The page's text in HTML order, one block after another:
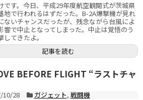
です。今日、平成29年度航空観閲式が茨城県
地で行われるはずだった。B-2A爆撃機が見れ
ないチャンスだったが、残念ながら台風によ
響で中止となってしまった。中止は覚悟のう
してきたよ。
記事を読む
BEFORE FLIGHT “ラストチャ
10/28 ガジェット, 戦闘機